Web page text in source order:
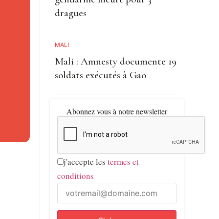
dragues
MALI
Mali : Amnesty documente 19
soldats exécutés à Gao
Abonnez vous à notre newsletter
j'accepte les termes et
conditions